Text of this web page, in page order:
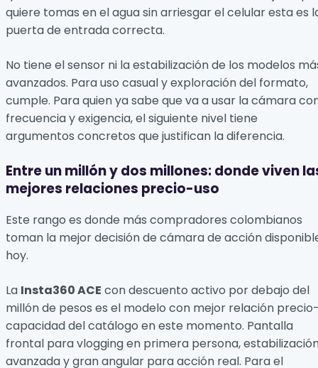
quiere tomas en el agua sin arriesgar el celular esta es
puerta de entrada correcta.
No tiene el sensor ni la estabilización de los modelos
avanzados. Para uso casual y exploración del formato,
cumple. Para quien ya sabe que va a usar la cámara
frecuencia y exigencia, el siguiente nivel tiene
argumentos concretos que justifican la diferencia.
Entre un millón y dos millones: donde viven
mejores relaciones precio-uso
Este rango es donde más compradores colombianos
toman la mejor decisión de cámara de acción
hoy.
La Insta360 ACE con descuento activo por debajo del
millón de pesos es el modelo con mejor relación
capacidad del catálogo en este momento. Pantalla
frontal para vlogging en primera persona,
avanzada y gran angular para acción real. Para el